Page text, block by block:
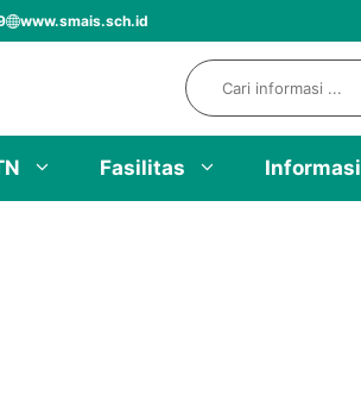
www.smais.sch.id
Search
Fasilitas Informasi